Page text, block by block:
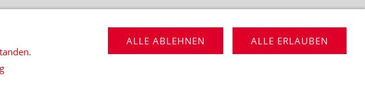
VERMIETUNG
890934 | Fax: 05237-890935 | info@lippe-event.de
ALLE ERLAUBEN
ALLE ABLEHNEN